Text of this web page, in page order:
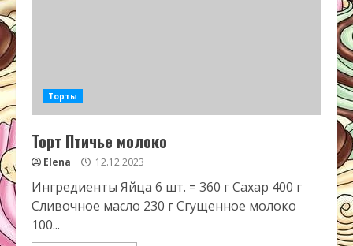
Торты
Торт Птичье молоко
Elena 12.12.2023
Ингредиенты Яйца 6 шт. = 360 г Сахар 400 г
Сливочное масло 230 г Сгущенное молоко
100...